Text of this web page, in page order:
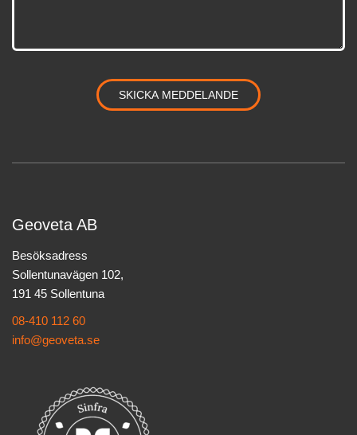
Geoveta AB
Besöksadress
Sollentunavägen 102,
191 45 Sollentuna
08-410 112 60
info@geoveta.se